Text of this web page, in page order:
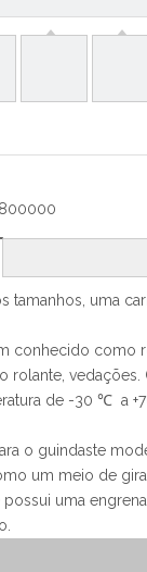
tamanhos, uma
conhecido como
rolante,
de -30 ℃ a
o guindaste
um meio de
uma